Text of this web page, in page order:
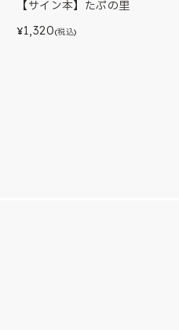
【サイン本】たぷの里
¥1,320(税込)